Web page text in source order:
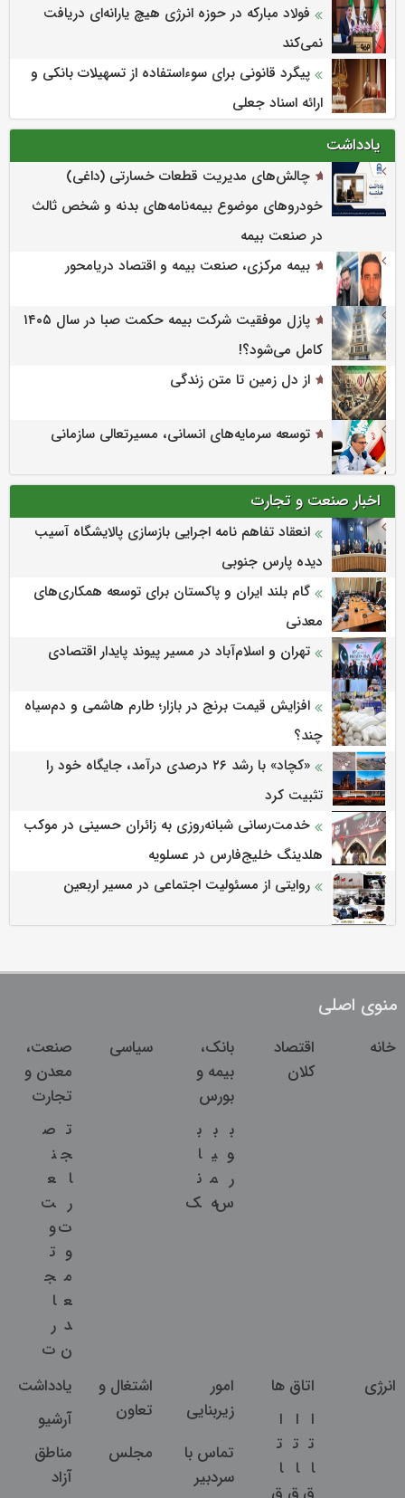
فولاد مبارکه در حوزه انرژی هیچ یارانه‌ای دریافت
نمی‌کند
پیگرد قانونی برای سوءاستفاده از تسهیلات بانکی و
ارائه اسناد جعلی
یادداشت
چالش‌های مدیریت قطعات خسارتی (داغی)
خودروهای موضوع بیمه‌نامه‌های بدنه و شخص ثالث
در صنعت بیمه
بیمه مرکزی، صنعت بیمه و اقتصاد دریامحور
پازل موفقیت شرکت بیمه حکمت صبا در سال ۱۴۰۵
کامل می‌شود؟!
از دل زمین تا متن زندگی
توسعه سرمایه‌های انسانی، مسیرتعالی سازمانی
اخبار صنعت و تجارت
انعقاد تفاهم نامه اجرایی بازسازی پالایشگاه آسیب
دیده پارس جنوبی
گام بلند ایران و پاکستان برای توسعه همکاری‌های
معدنی
تهران و اسلام‌آباد در مسیر پیوند پایدار اقتصادی
افزایش قیمت برنج در بازار؛ طارم هاشمی و دم‌سیاه
چند؟
«کچاد» با رشد ۲۶ درصدی درآمد، جایگاه خود را
تثبیت کرد
خدمت‌رسانی شبانه‌روزی به زائران حسینی در موکب
هلدینگ خلیج‌فارس در عسلویه
روایتی از مسئولیت اجتماعی در مسیر اربعین
منوی اصلی
خانه
اقتصاد
کلان
بانک،
بیمه و
بورس
ب
و
ر
س
ب
ی
م
ه
ب
ا
ن
ک
سیاسی
صنعت،
معدن و
تجارت
ت
ج
ا
ر
ت
و
م
ع
د
ن
ص
ن
ع
ت
و
ت
ج
ا
ر
ت
انرژی
اتاق ها
ا
ت
ا
ق
ا
ت
ا
ق
ا
ت
ا
ق
امور
زیربنایی
اشتغال و
تعاون
یادداشت
آرشیو
تماس با
سردبیر
مجلس
مناطق
آزاد